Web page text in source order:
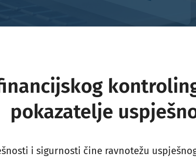
pokazatelje
i sigurnosti čine ravnotežu